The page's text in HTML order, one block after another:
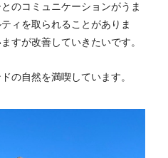
のコミュニケーションがうま
ィを取られることがありま
すが改善していきたいです。
の自然を満喫しています。